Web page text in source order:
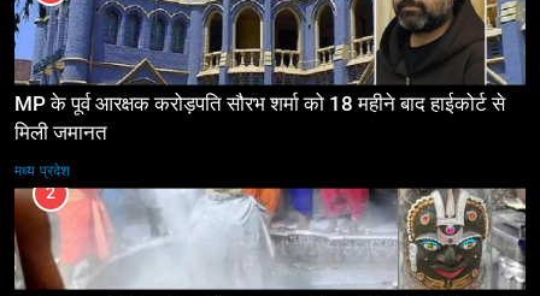
MP के पूर्व आरक्षक करोड़पति सौरभ शर्मा को 18 महीने बाद हाईकोर्ट से
मिली जमानत
मध्य प्रदेश
2